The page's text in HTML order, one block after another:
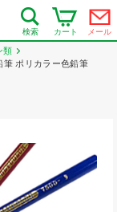
検索 カート メール
類
筆 ポリカラー色鉛筆